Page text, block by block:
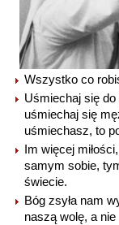
Wszystko co
Uśmiechaj się
uśmiechaj się
uśmiechasz, to
Im więcej
samym sobie,
świecie.
Bóg zsyła nam
naszą wolę, a